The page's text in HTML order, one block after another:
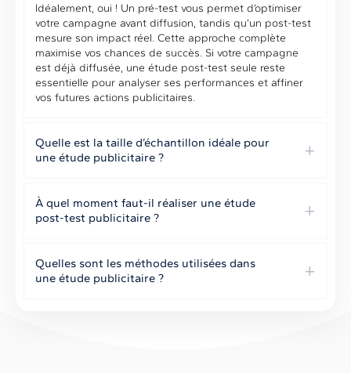
Idéalement, oui ! Un pré-test vous permet d’optimiser
votre campagne avant diffusion, tandis qu’un post-test
mesure son impact réel. Cette approche complète
maximise vos chances de succès. Si votre campagne
est déjà diffusée, une étude post-test seule reste
essentielle pour analyser ses performances et affiner
vos futures actions publicitaires.
Quelle est la taille d’échantillon idéale pour
une étude publicitaire ?
À quel moment faut-il réaliser une étude
post-test publicitaire ?
Quelles sont les méthodes utilisées dans
une étude publicitaire ?